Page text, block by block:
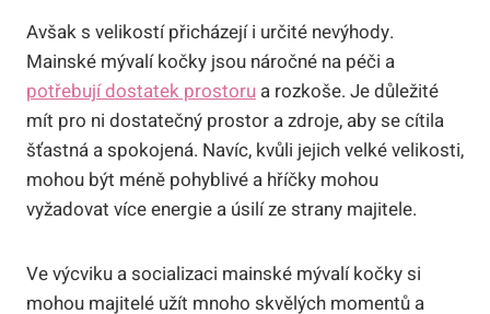
Avšak s velikostí přicházejí i určité nevýhody.
Mainské mývalí kočky jsou náročné na péči a
potřebují dostatek prostoru a rozkoše. Je důležité
mít pro ni dostatečný prostor a zdroje, aby se cítila
šťastná a spokojená. Navíc, kvůli jejich velké velikosti,
mohou být méně pohyblivé a hříčky mohou
vyžadovat více energie a úsilí ze strany majitele.
Ve výcviku a socializaci mainské mývalí kočky si
mohou majitelé užít mnoho skvělých momentů a